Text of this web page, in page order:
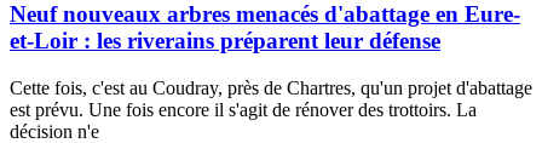
Neuf nouveaux arbres menacés d'abattage en Eure-
et-Loir : les riverains préparent leur défense
Cette fois, c'est au Coudray, près de Chartres, qu'un projet d'abattage
est prévu. Une fois encore il s'agit de rénover des trottoirs. La
décision n'e